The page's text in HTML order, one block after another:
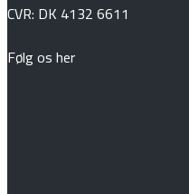
CVR: DK 4132 6611
Følg os her